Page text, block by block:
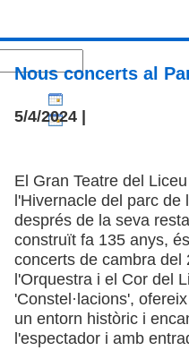
Nous concerts al
5/4/2024 |
El Gran Teatre del
l'Hivernacle del parc
després de la seva
construït fa 135 anys,
concerts de cambra del
l'Orquestra i el Cor del
'Constel·lacions',
un entorn històric i
l'espectador i amb